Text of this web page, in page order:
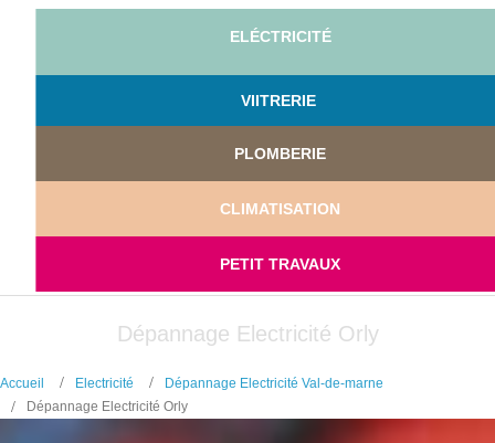
ELÉCTRICITÉ
VIITRERIE
PLOMBERIE
CLIMATISATION
PETIT TRAVAUX
Dépannage Electricité Orly
Accueil Electricité
Dépannage Electricité Val-de-marne
Dépannage Electricité Orly